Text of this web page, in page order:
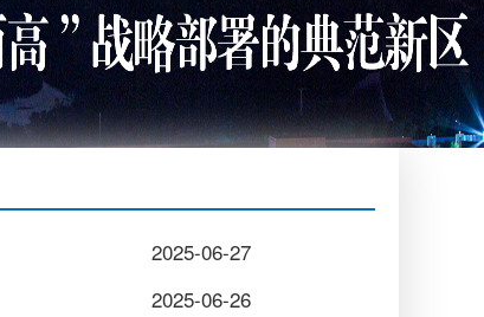
2025-06-27
2025-06-26